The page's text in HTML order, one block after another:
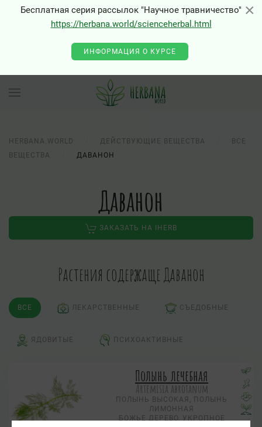
×
Бесплатная серия рассылок "Научное травничество"
https://herbana.world/scienceherbal.html
ИНФОРМАЦИЯ О КУРСЕ
HERBANA.WORLD ДЕЙСТВУЮЩИЕ ВЕЩЕСТВА
ВСЕ
ВЕЩЕСТВА
ДАВАНОН
Даванон
ЗАКАЗАТЬ НА IHERB
Растения содержаще Даванон
ВСЕ ЛЕКАРСТВЕННЫЕ СЪЕДОБНЫЕ
ЯДОВИТЫЕ ПСИХОАКТИВНЫЕ
Полынь лечебная
Artemisia abrotanum
ПОЛЫНЬ ВЫСОКАЯ, ПОЛЫНЬ
ЛИМОННАЯ
БОЖЬЕ ДЕРЕВО, УКРОПНОЕ
×